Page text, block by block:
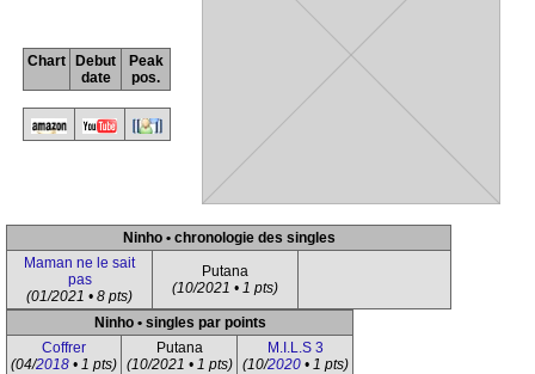
Chart
Debut
date
Peak
pos.
Ninho • chronologie des singles
Maman ne le sait
pas
(01/2021 • 8 pts)
Putana
(10/2021 • 1 pts)
Ninho • singles par points
Coffrer
(04/2018 • 1 pts)
Putana
(10/2021 • 1 pts)
M.I.L.S 3
(10/2020• 1 pts)